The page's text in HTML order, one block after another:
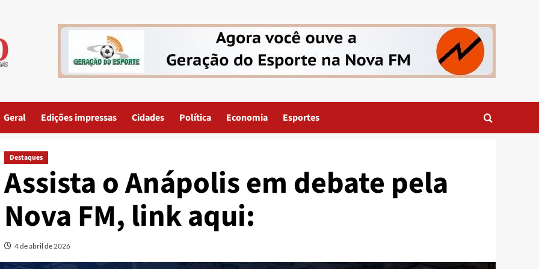
Geral Edições impressas Cidades Política Economia Esportes
Destaques
Assista o Anápolis em debate pela
Nova FM, link aqui:
4 de abril de 2026